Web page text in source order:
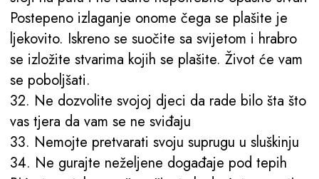
Postepeno izlaganje onome čega se plašite je
ljekovito. Iskreno se suočite sa svijetom i hrabro
se izložite stvarima kojih se plašite. Život će vam
se poboljšati.
32. Ne dozvolite svojoj djeci da rade bilo šta što
vas tjera da vam se ne sviđaju
33. Nemojte pretvarati svoju suprugu u sluškinju
34. Ne gurajte neželjene događaje pod tepih